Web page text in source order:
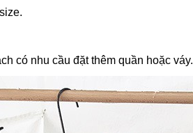
có nhu cầu đặt thêm quần hoặc váy.